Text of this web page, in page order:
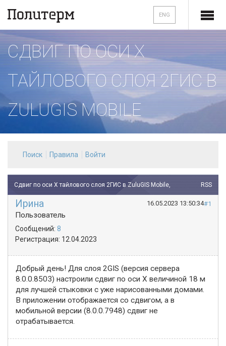
ENG
СДВИГ ПО ОСИ Х
ТАЙЛОВОГО СЛОЯ 2ГИС В
ZULUGIS MOBILE
Поиск Правила Войти
RSS
Сдвиг по оси Х тайлового слоя 2ГИС в ZuluGIS Mobile,
Ирина
Пользователь
Сообщений: 8
Регистрация: 12.04.2023
#1
16.05.2023 13:50:34
Добрый день! Для слоя 2GIS (версия сервера
8.0.0.8503) настроили сдвиг по оси X величиной 18 м
для лучшей стыковки с уже нарисованными домами.
В приложении отображается со сдвигом, а в
мобильной версии (8.0.0.7948) сдвиг не
отрабатывается.